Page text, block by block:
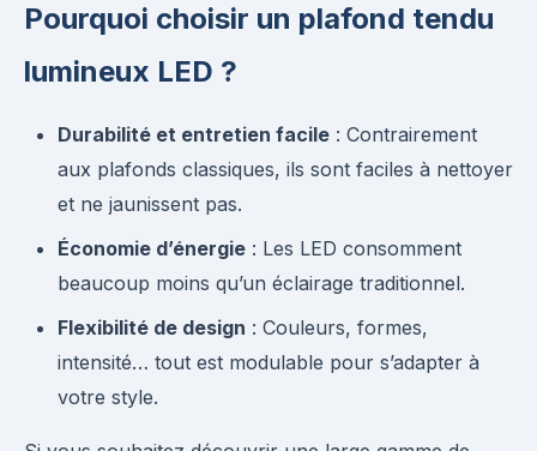
Pourquoi choisir un plafond tendu
lumineux LED ?
Durabilité et entretien facile : Contrairement
aux plafonds classiques, ils sont faciles à nettoyer
et ne jaunissent pas.
Économie d’énergie : Les LED consomment
beaucoup moins qu’un éclairage traditionnel.
Flexibilité de design : Couleurs, formes,
intensité… tout est modulable pour s’adapter à
votre style.